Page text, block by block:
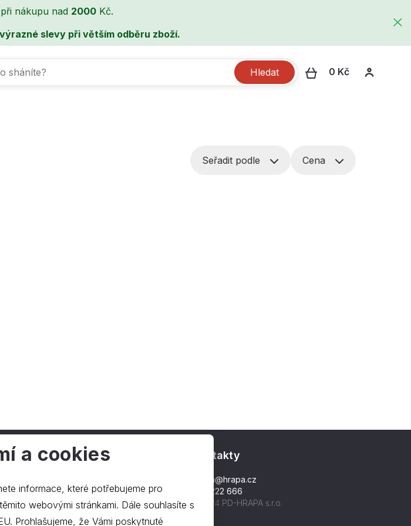
nákupu nad 2000 Kč.
slevy při větším odběru zboží.
Hledat 0 Kč
Seřadit podle Cena
Kontakty
hrapa@hrapa.cz
577 222 666
©2024 PD-HRAPA s.r.o.
a cookies
informace, které potřebujeme pro
stránkami. Dále souhlasíte s
Prohlašujeme, že Vámi poskytnuté